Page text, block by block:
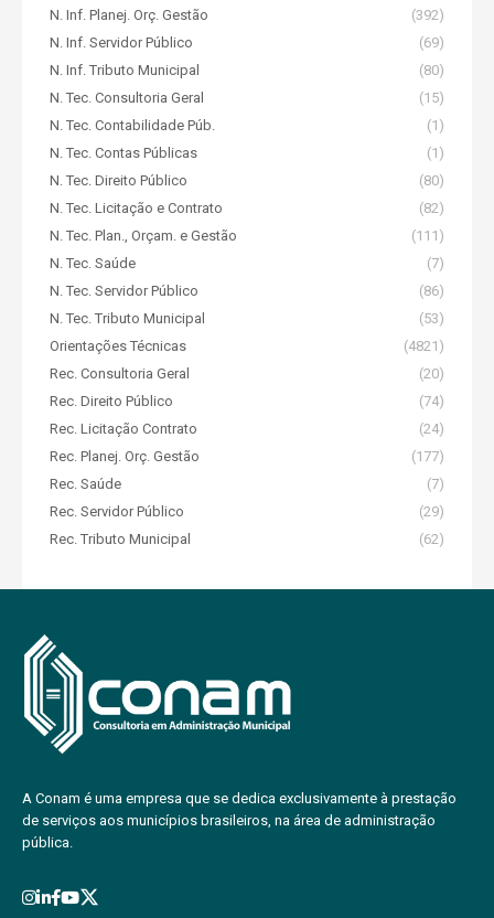
N. Inf. Planej. Orç. Gestão
(392)
N. Inf. Servidor Público
(69)
N. Inf. Tributo Municipal
(80)
N. Tec. Consultoria Geral
(15)
N. Tec. Contabilidade Púb.
(1)
N. Tec. Contas Públicas
(1)
N. Tec. Direito Público
(80)
N. Tec. Licitação e Contrato
(82)
N. Tec. Plan., Orçam. e Gestão
(111)
N. Tec. Saúde
(7)
N. Tec. Servidor Público
(86)
N. Tec. Tributo Municipal
(53)
Orientações Técnicas
(4821)
Rec. Consultoria Geral
(20)
Rec. Direito Público
(74)
Rec. Licitação Contrato
(24)
Rec. Planej. Orç. Gestão
(177)
Rec. Saúde
(7)
Rec. Servidor Público
(29)
Rec. Tributo Municipal
(62)
A Conam é uma empresa que se dedica exclusivamente à prestação
de serviços aos municípios brasileiros, na área de administração
pública.